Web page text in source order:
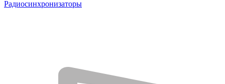
Радиосинхронизаторы